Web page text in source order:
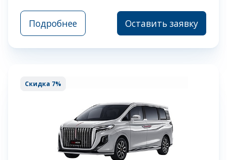
Подробнее Оставить заявку
Скидка 7%